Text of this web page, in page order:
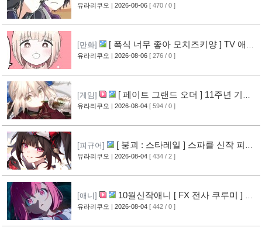
표지 공개
[9]
유라리쿠오 | 2026-08-06 [ 470 / 0 ]
[만화]
[ 폭식 너무 좋아 모치즈키양 ] TV 애니
메이션화 결정 [10]
유라리쿠오 | 2026-08-06 [ 276 / 0 ]
[게임]
[ 페이트 그랜드 오더 ] 11주년 기념
영상 공개
[8]
유라리쿠오 | 2026-08-04 [ 594 / 0 ]
[피규어]
[ 붕괴 : 스타레일 ] 스파클 신작 피규
어 공개
[5]
유라리쿠오 | 2026-08-04 [ 434 / 2 ]
[애니]
10월신작애니 [ FX 전사 쿠루미 ] PV
영상 공개
[6]
유라리쿠오 | 2026-08-04 [ 442 / 0 ]